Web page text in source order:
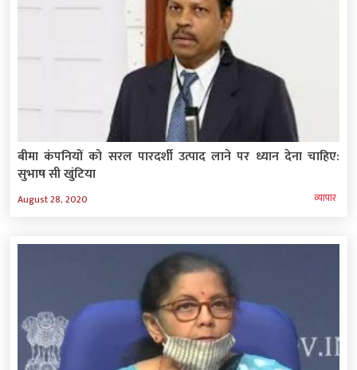
बीमा कंपनियों को सरल पारदर्शी उत्पाद लाने पर ध्यान देना चाहिए:
सुभाष सी खुंटिया
August 28, 2020 व्‍यापार